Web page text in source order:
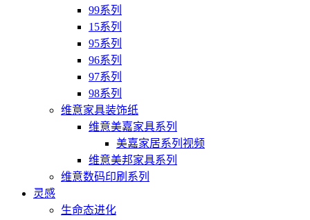
99系列
15系列
95系列
96系列
97系列
98系列
维意家具装饰纸
维意美嘉家具系列
美嘉家居系列视频
维意美邦家具系列
维意数码印刷系列
灵感
生命态进化